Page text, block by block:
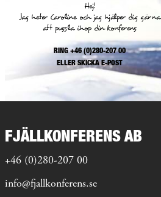
Hej!
Jag heter Caroline och jag hjälper dig gärna
att pussla ihop din konferens
RING +46 (0)280-207 00
ELLERSKICKA E-POST
FJÄLLKONFERENS AB
+46 (0)280-207 00
info@fjallkonferens.se